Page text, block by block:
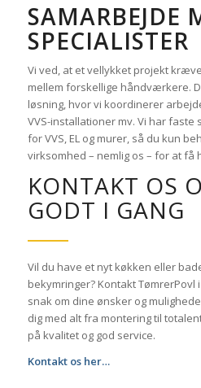
SAMARBEJDE
SPECIALISTER
Vi ved, at et vellykket projekt
mellem forskellige håndværkere.
løsning, hvor vi koordinerer
VVS-installationer mv. Vi har
for VVS, EL og murer, så du kun
virksomhed – nemlig os – for at få
KONTAKT OS
GODT I GANG
Vil du have et nyt køkken eller
bekymringer? Kontakt
snak om dine ønsker og
dig med alt fra montering til
på kvalitet og god service.
Kontakt os her…